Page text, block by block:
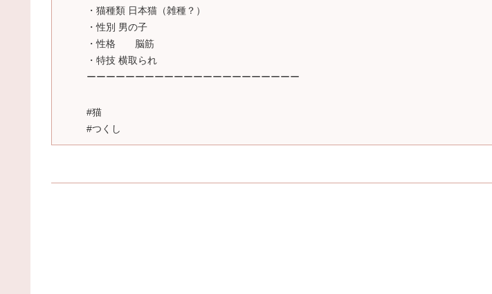
・猫種類 日本猫（雑種？）
・性別 男の子
・性格 脳筋
・特技 横取られ
ーーーーーーーーーーーーーーーーーーーーーー
#猫
#つくし